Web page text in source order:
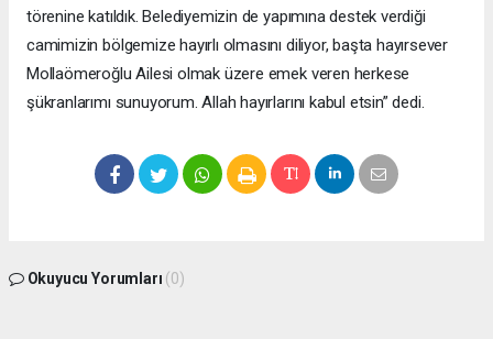
törenine katıldık. Belediyemizin de yapımına destek verdiği
camimizin bölgemize hayırlı olmasını diliyor, başta hayırsever
Mollaömeroğlu Ailesi olmak üzere emek veren herkese
şükranlarımı sunuyorum. Allah hayırlarını kabul etsin” dedi.
Okuyucu Yorumları (0)